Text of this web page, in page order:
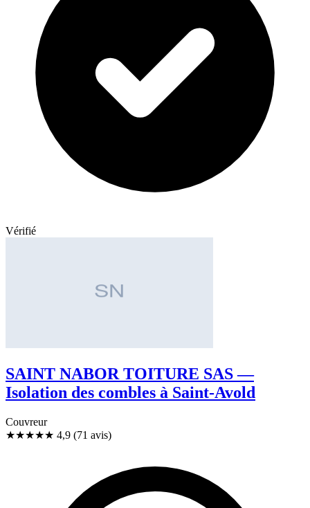
Vérifié
SAINT NABOR TOITURE SAS —
Isolation des combles à Saint-Avold
Couvreur
★★★★★ 4,9 (71 avis)